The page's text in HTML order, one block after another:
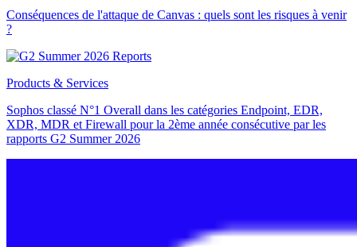
Conséquences de l'attaque de Canvas : quels sont les risques à venir
?
Products & Services
Sophos classé N°1 Overall dans les catégories Endpoint, EDR,
XDR, MDR et Firewall pour la 2ème année consécutive par les
rapports G2 Summer 2026